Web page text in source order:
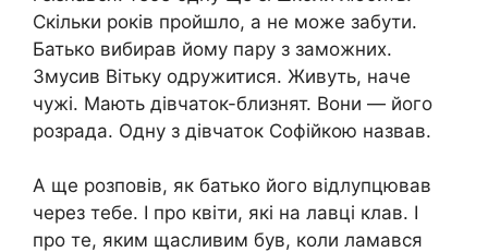
Скільки років пройшло, а не може забути.
Батько вибирав йому пару з заможних.
Змусив Вітьку одружитися. Живуть, наче
чужі. Мають дівчаток-близнят. Вони — його
розрада. Одну з дівчаток Софійкою назвав.
А ще розповів, як батько його відлупцював
через тебе. І про квіти, які на лавці клав. І
про те, яким щасливим був, коли ламався